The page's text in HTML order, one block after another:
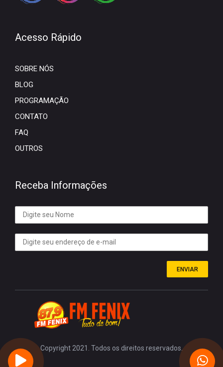
Acesso Rápido
SOBRE NÓS
BLOG
PROGRAMAÇÃO
CONTATO
FAQ
OUTROS
Receba Informações
ENVIAR
Copyright 2021. Todos os direitos reservados.